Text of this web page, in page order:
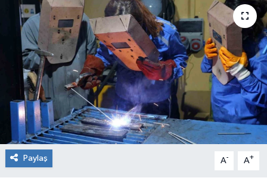
Paylaş A- A+
RESMİ İLAN
Künye